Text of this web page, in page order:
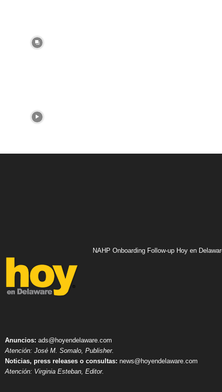
NAHP Onboarding Follow-up Hoy en
Anuncios: ads@hoyendelaware.com
Atención: José M. Somalo, Publisher.
Noticias, press releases o consultas: news@hoyendelaware.com
Atención: Virginia Esteban, Editor.